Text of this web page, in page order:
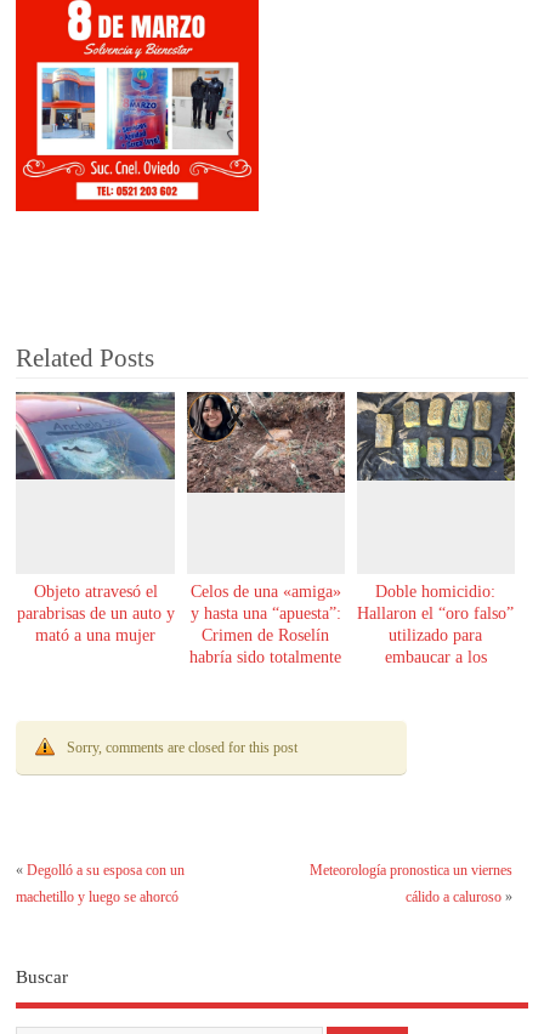
Related Posts
Objeto atravesó el
parabrisas de un auto y
mató a una mujer
Celos de una «amiga»
y hasta una “apuesta”:
Crimen de Roselín
habría sido totalmente
Doble homicidio:
Hallaron el “oro falso”
utilizado para
embaucar a los
Sorry, comments are closed for this post
«Degolló a su esposa con un
machetillo y luego se ahorcó
Meteorología pronostica un viernes
cálido a caluroso»
Buscar